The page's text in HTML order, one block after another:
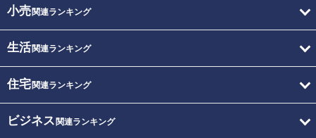
小売関連ランキング
生活関連ランキング
住宅関連ランキング
ビジネス 関連ランキング